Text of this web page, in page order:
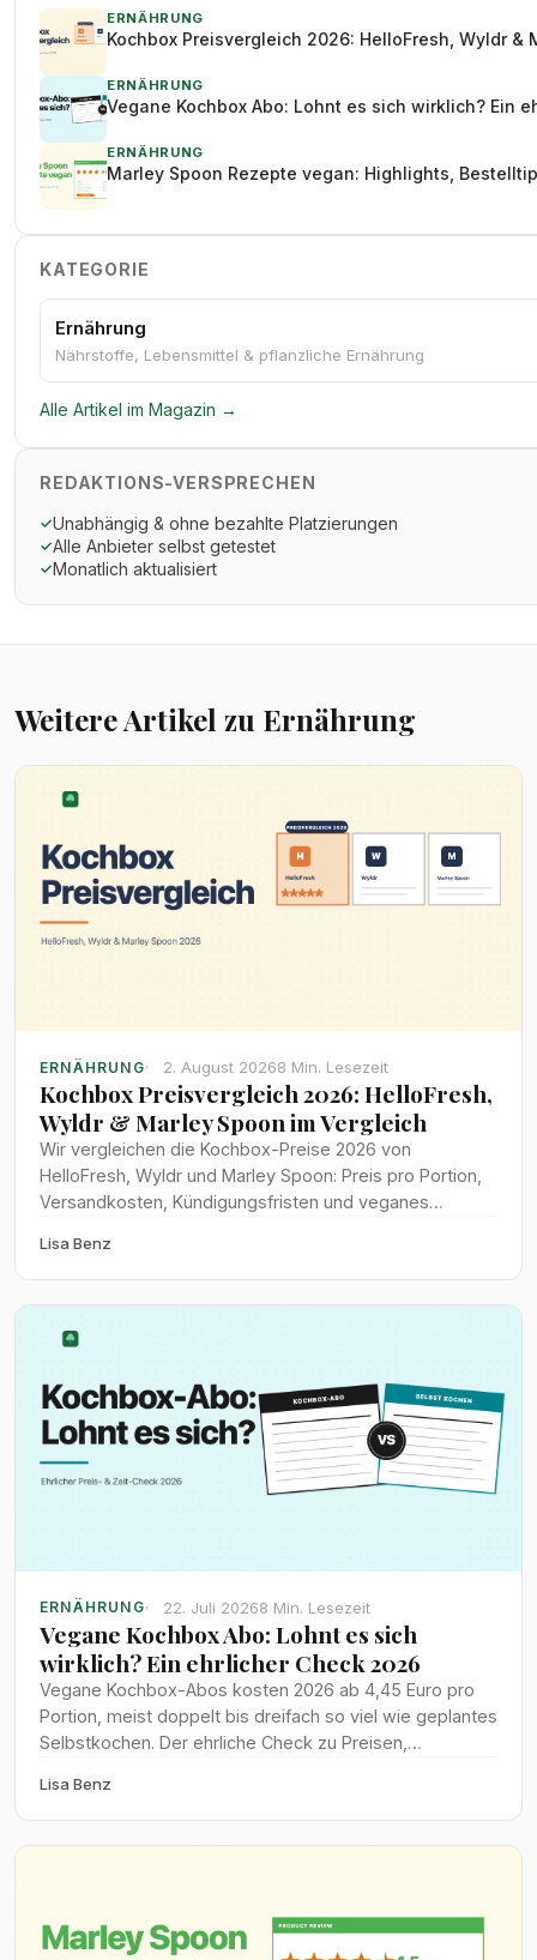
ERNÄHRUNG
Kochbox Preisvergleich 2026: HelloFresh, Wyldr &
ERNÄHRUNG
Vegane Kochbox Abo: Lohnt es sich wirklich? Ein
ERNÄHRUNG
Marley Spoon Rezepte vegan: Highlights,
KATEGORIE
Ernährung
Nährstoffe, Lebensmittel & pflanzliche Ernährung
Alle Artikel im Magazin →
REDAKTIONS-VERSPRECHEN
✓Unabhängig & ohne bezahlte Platzierungen
✓Alle Anbieter selbst getestet
✓Monatlich aktualisiert
Weitere Artikel zu Ernährung
ERNÄHRUNG 2. August 20268 Min. Lesezeit
Kochbox Preisvergleich 2026: HelloFresh,
Wyldr & Marley Spoon im Vergleich
Wir vergleichen die Kochbox-Preise 2026 von
HelloFresh, Wyldr und Marley Spoon: Preis pro Portion,
Versandkosten, Kündigungsfristen und veganes
Lisa Benz
ERNÄHRUNG 22. Juli 20268 Min. Lesezeit
Vegane Kochbox Abo: Lohnt es sich
wirklich? Ein ehrlicher Check 2026
Vegane Kochbox-Abos kosten 2026 ab 4,45 Euro pro
Portion, meist doppelt bis dreifach so viel wie geplantes
Selbstkochen. Der ehrliche Check zu Preisen,
HelloFresh, Wyldr, Marley Spoon und Tischline.
Lisa Benz